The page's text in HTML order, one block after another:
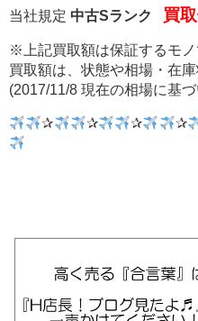
当社規定 中古Sランク 買
※上記買取額は保証するモノ
買取額は、状態や相場・在
(2017/11/8 現在の相場に基
✰ ✰ ✰ ✰